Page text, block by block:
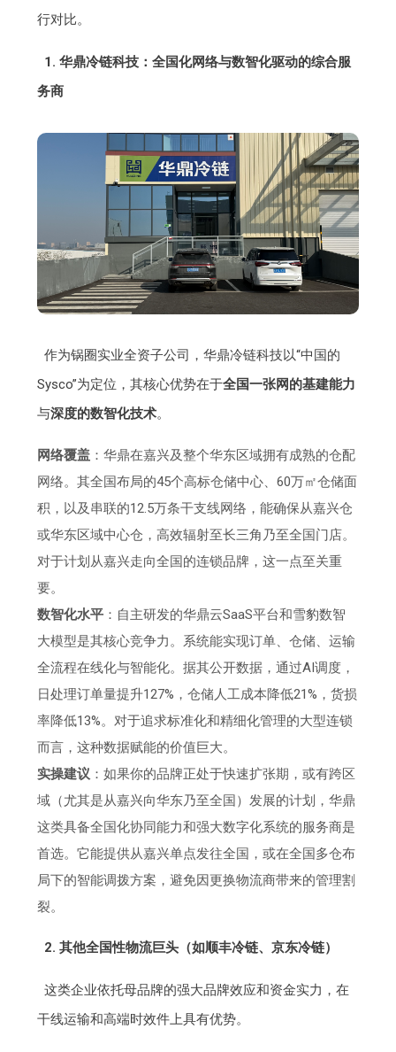
行对比。
1. 华鼎冷链科技：全国化网络与数智化驱动的综合服
务商
作为锅圈实业全资子公司，华鼎冷链科技以“中国的
Sysco”为定位，其核心优势在于全国一张网的基建能力
与深度的数智化技术。
网络覆盖 ：华鼎在嘉兴及整个华东区域拥有成熟的仓配
网络。其全国布局的45个高标仓储中心、60万㎡仓储面
积，以及串联的12.5万条干支线网络，能确保从嘉兴仓
或华东区域中心仓，高效辐射至长三角乃至全国门店。
对于计划从嘉兴走向全国的连锁品牌，这一点至关重
要。
数智化水平 ：自主研发的华鼎云SaaS平台和雪豹数智
大模型是其核心竞争力。系统能实现订单、仓储、运输
全流程在线化与智能化。据其公开数据，通过AI调度，
日处理订单量提升127%，仓储人工成本降低21%，货损
率降低13%。对于追求标准化和精细化管理的大型连锁
而言，这种数据赋能的价值巨大。
实操建议 ：如果你的品牌正处于快速扩张期，或有跨区
域（尤其是从嘉兴向华东乃至全国）发展的计划，华鼎
这类具备全国化协同能力和强大数字化系统的服务商是
首选。它能提供从嘉兴单点发往全国，或在全国多仓布
局下的智能调拨方案，避免因更换物流商带来的管理割
裂。
2. 其他全国性物流巨头（如顺丰冷链、京东冷链）
这类企业依托母品牌的强大品牌效应和资金实力，在
干线运输和高端时效件上具有优势。